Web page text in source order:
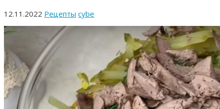
12.11.2022 Рецепты cybe